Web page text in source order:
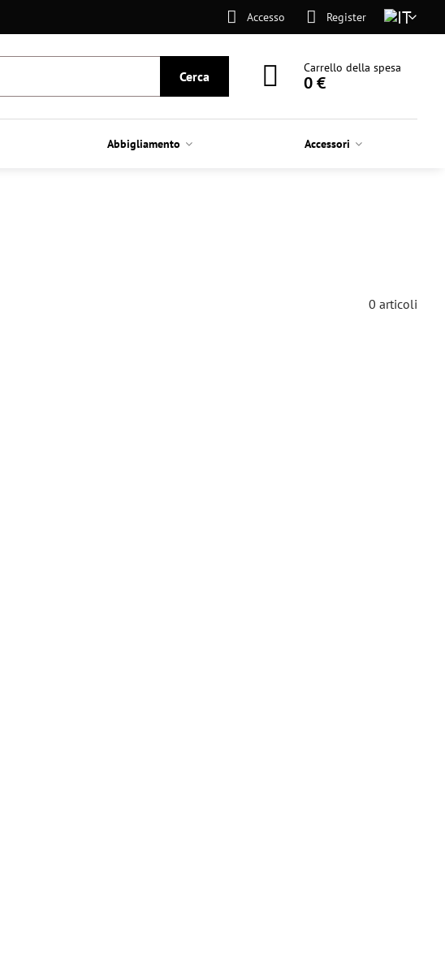
Accesso Register
Cerca
Carrello della spesa
0 €
Abbigliamento Accessori
0 articoli